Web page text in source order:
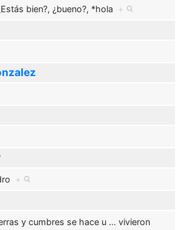
bien?, ¿bueno?, *hola
+
+
y cumbres se hace u… vivieron